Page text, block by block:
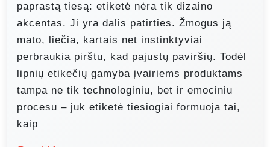
paprastą tiesą: etiketė nėra tik dizaino
akcentas. Ji yra dalis patirties. Žmogus ją
mato, liečia, kartais net instinktyviai
perbraukia pirštu, kad pajustų paviršių. Todėl
lipnių etikečių gamyba įvairiems produktams
tampa ne tik technologiniu, bet ir emociniu
procesu – juk etiketė tiesiogiai formuoja tai,
kaip